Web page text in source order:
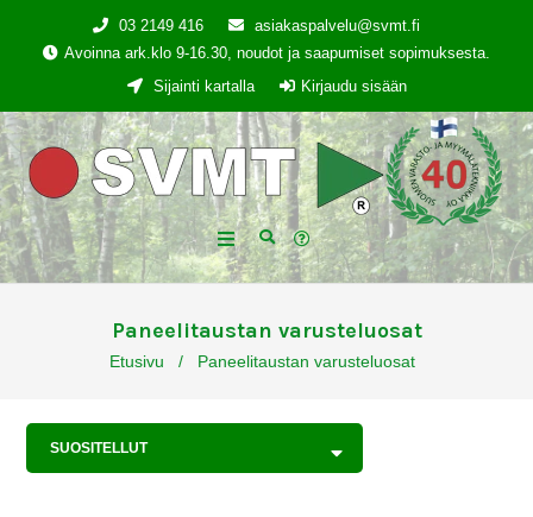
03 2149 416
asiakaspalvelu@svmt.fi
Avoinna ark.klo 9-16.30, noudot ja saapumiset sopimuksesta.
Sijainti kartalla
Kirjaudu sisään
Paneelitaustan varusteluosat
Etusivu / Paneelitaustan varusteluosat
SUOSITELLUT